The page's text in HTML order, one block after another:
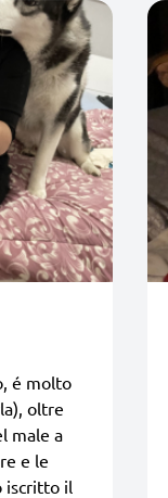
é molto
oltre
male a
e le
iscritto il